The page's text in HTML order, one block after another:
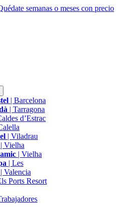
semanas o meses con precio
| Barcelona
| Tarragona
d’Estrac
| Viladrau
| Vielha
| Vielha
| Les
| Valencia
Ports Resort